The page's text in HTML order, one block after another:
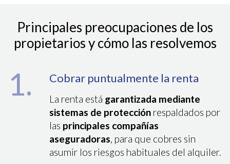
Principales preocupaciones de los
propietarios y cómo las resolvemos
1. Cobrar puntualmente la renta
La renta está garantizada mediante
sistemas de protección respaldados por
las principales compañías
aseguradoras, para que cobres sin
asumir los riesgos habituales del alquiler.